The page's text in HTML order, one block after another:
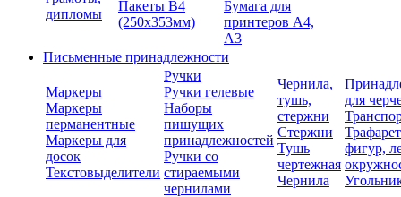
дипломы
Пакеты В4
(250х353мм)
Бумага для
принтеров А4,
А3
Письменные принадлежности
Маркеры
Маркеры
перманентные
Маркеры для
досок
Текстовыделители
Ручки
Ручки гелевые
Наборы
пишущих
принадлежностей
Ручки со
стираемыми
чернилами
Чернила,
тушь,
стержни
Стержни
Тушь
чертежная
Чернила
для
фигур,